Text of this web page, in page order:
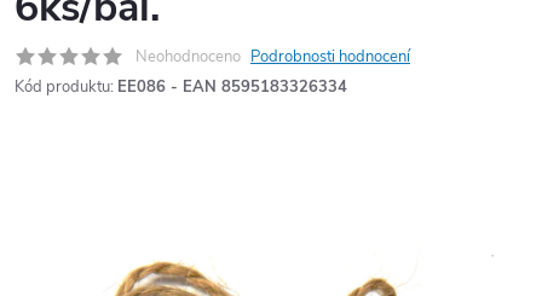
Neohodnoceno Podrobnosti hodnocení
Kód produktu: EE086 - EAN 8595183326334